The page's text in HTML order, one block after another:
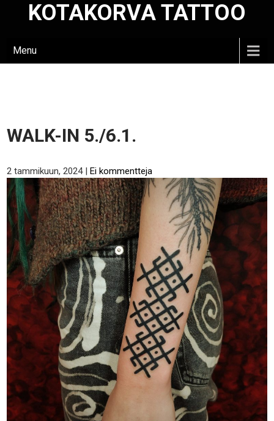
KOTAKORVA TATTOO
Menu
WALK-IN 5./6.1.
2 tammikuun, 2024|Ei kommentteja